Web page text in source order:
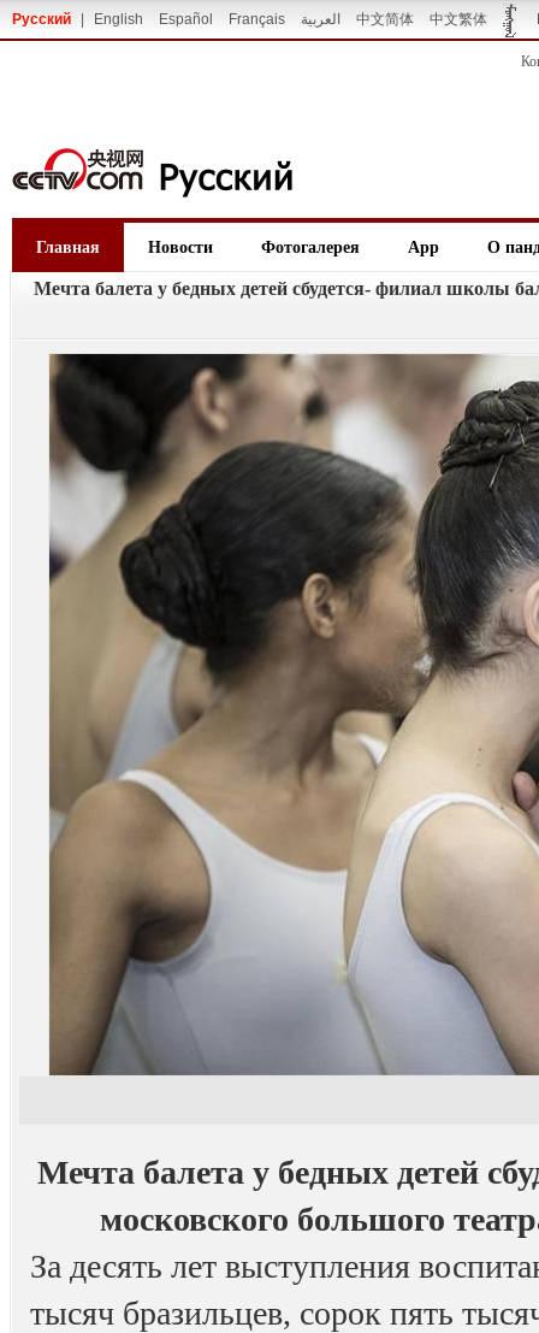
Русский English Español Français العربية 中文简体 中文繁体
Главная Новости Фотогалерея App О
Мечта балета у бедных детей сбудется- филиал школы
Мечта балета у бедных детей
московского большого
За десять лет выступления
тысяч бразильцев, сорок пять